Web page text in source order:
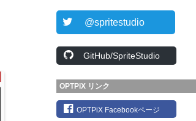
@spritestudio
GitHub/SpriteStudio
OPTPiX リンク
OPTPiX Facebookページ